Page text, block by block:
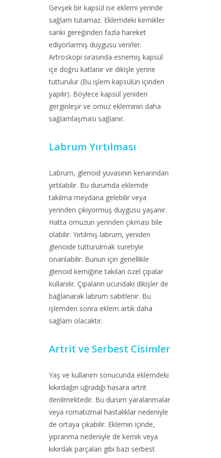
Gevşek bir kapsül ise eklemi yerinde
sağlam tutamaz. Eklemdeki kemikler
sanki gereğinden fazla hareket
ediyorlarmış duygusu verirler.
Artroskopi sırasında esnemiş kapsül
içe doğru katlanır ve dikişle yerine
tutturulur (Bu işlem kapsülün içinden
yapılır). Böylece kapsül yeniden
gerginleşir ve omuz ekleminin daha
sağlamlaşması sağlanır.
Labrum Yırtılması
Labrum, glenoid yuvasının kenarından
yırtılabilir. Bu durumda eklemde
takılma meydana gelebilir veya
yerinden çıkıyormuş duygusu yaşanır.
Hatta omuzun yerinden çıkması bile
olabilir. Yırtılmış labrum, yeniden
glenoide tutturulmak suretiyle
onarılabilir. Bunun için genellikle
glenoid kemiğine takılan özel çıpalar
kullanılır. Çıpaların ucundaki dikişler de
bağlanarak labrum sabitlenir. Bu
işlemden sonra eklem artık daha
sağlam olacaktır.
Artrit ve Serbest Cisimler
Yaş ve kullanım sonucunda eklemdeki
kıkırdağın uğradığı hasara artrit
denilmektedir. Bu durum yaralanmalar
veya romatizmal hastalıklar nedeniyle
de ortaya çıkabilir. Eklemin içinde,
yıpranma nedeniyle de kemik veya
kıkırdak parçaları gibi bazı serbest